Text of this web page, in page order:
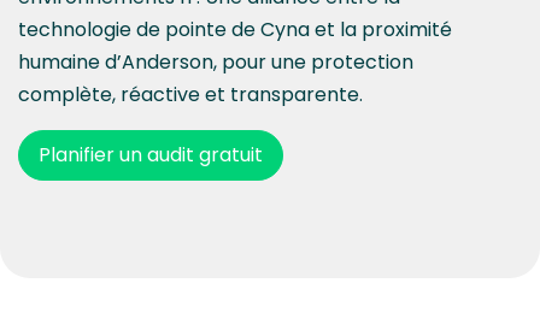
technologie de pointe de Cyna et la proximité
humaine d’Anderson, pour une protection
complète, réactive et transparente.
Planifier un audit gratuit